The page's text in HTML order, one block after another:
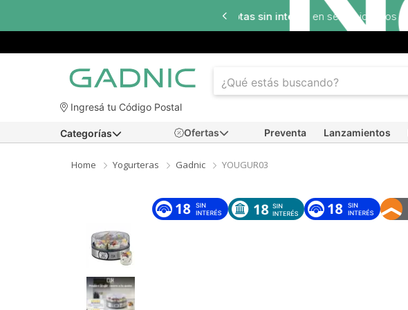
Ingresá tu Código Postal
Ofertas Preventa Lanzamientos
Categorías
Home Yogurteras Gadnic YOUGUR03